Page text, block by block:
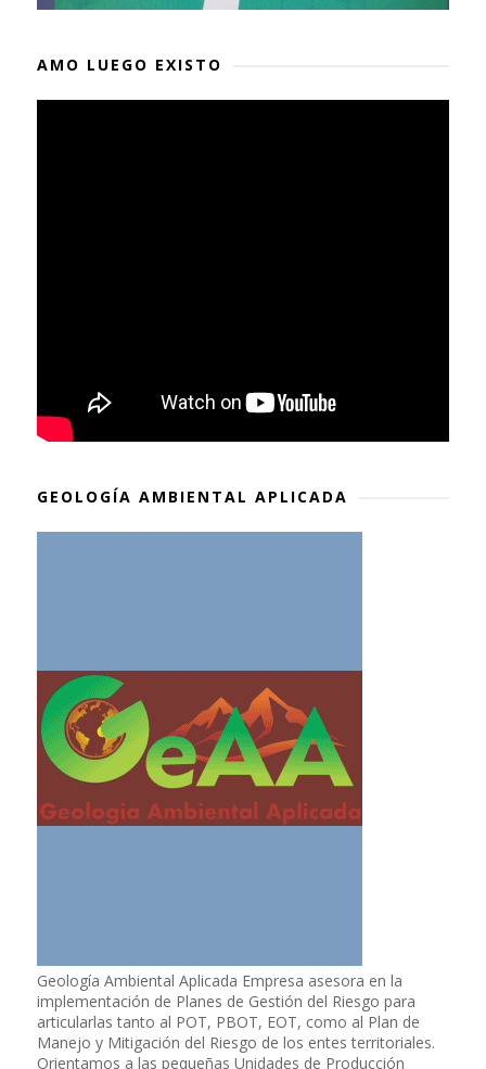
AMO LUEGO EXISTO
GEOLOGÍA AMBIENTAL APLICADA
Geología Ambiental Aplicada Empresa asesora en la
implementación de Planes de Gestión del Riesgo para
articularlas tanto al POT, PBOT, EOT, como al Plan de
Manejo y Mitigación del Riesgo de los entes territoriales.
Orientamos a las pequeñas Unidades de Producción